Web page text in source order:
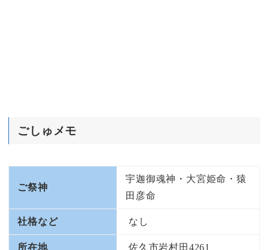
ごしゅメモ
ご祭神
宇迦御魂神・大宮姫命・猿
田彦命
社格など なし
所在地 佐久市岩村田4261